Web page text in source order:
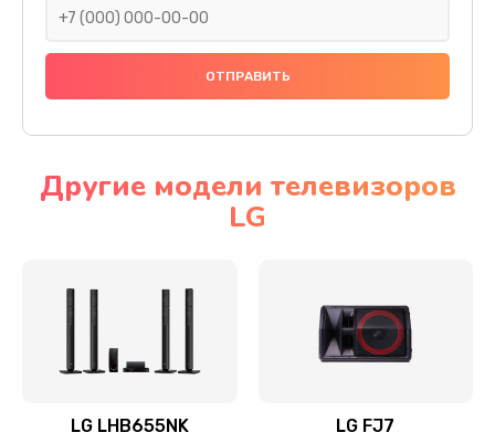
Прошивка
Ремонт механики привода
Ремонт / замена кнопок, клавиш, индикаторов,
Другие модели телевизоров
LG
LG LHB655NK LG FJ7